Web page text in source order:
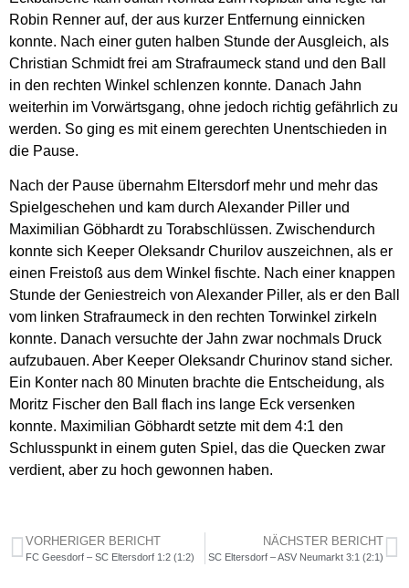
Robin Renner auf, der aus kurzer Entfernung einnicken
konnte. Nach einer guten halben Stunde der Ausgleich, als
Christian Schmidt frei am Strafraumeck stand und den Ball
in den rechten Winkel schlenzen konnte. Danach Jahn
weiterhin im Vorwärtsgang, ohne jedoch richtig gefährlich zu
werden. So ging es mit einem gerechten Unentschieden in
die Pause.
Nach der Pause übernahm Eltersdorf mehr und mehr das
Spielgeschehen und kam durch Alexander Piller und
Maximilian Göbhardt zu Torabschlüssen. Zwischendurch
konnte sich Keeper Oleksandr Churilov auszeichnen, als er
einen Freistoß aus dem Winkel fischte. Nach einer knappen
Stunde der Geniestreich von Alexander Piller, als er den Ball
vom linken Strafraumeck in den rechten Torwinkel zirkeln
konnte. Danach versuchte der Jahn zwar nochmals Druck
aufzubauen. Aber Keeper Oleksandr Churinov stand sicher.
Ein Konter nach 80 Minuten brachte die Entscheidung, als
Moritz Fischer den Ball flach ins lange Eck versenken
konnte. Maximilian Göbhardt setzte mit dem 4:1 den
Schlusspunkt in einem guten Spiel, das die Quecken zwar
verdient, aber zu hoch gewonnen haben.
VORHERIGER BERICHT
FC Geesdorf – SC Eltersdorf 1:2 (1:2)
NÄCHSTER BERICHT
SC Eltersdorf – ASV Neumarkt 3:1 (2:1)